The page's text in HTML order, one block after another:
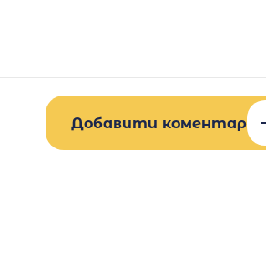
Добавити коментар